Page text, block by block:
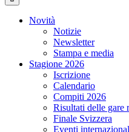
Novità
Notizie
Newsletter
Stampa e media
Stagione 2026
Iscrizione
Calendario
Compiti 2026
Risultati delle gare
Finale Svizzera
Eventi